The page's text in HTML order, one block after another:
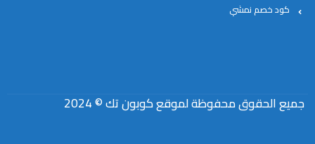
كود خصم نمشي
جميع الحقوق محفوظة لموقع كوبون تك © 2024